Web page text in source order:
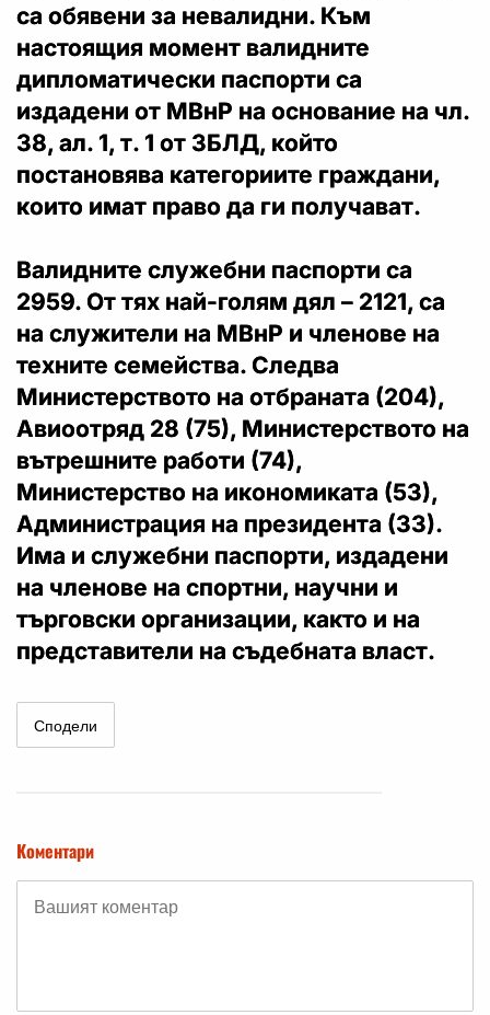
са обявени за невалидни. Към
настоящия момент валидните
дипломатически паспорти са
издадени от МВнР на основание на чл.
38, ал. 1, т. 1 от ЗБЛД, който
постановява категориите граждани,
които имат право да ги получават.
Валидните служебни паспорти са
2959. От тях най-голям дял – 2121, са
на служители на МВнР и членове на
техните семейства. Следва
Министерството на отбраната (204),
Авиоотряд 28 (75), Министерството на
вътрешните работи (74),
Министерство на икономиката (53),
Администрация на президента (33).
Има и служебни паспорти, издадени
на членове на спортни, научни и
търговски организации, както и на
представители на съдебната власт.
Сподели
Коментари